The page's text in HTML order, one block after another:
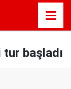
başladı